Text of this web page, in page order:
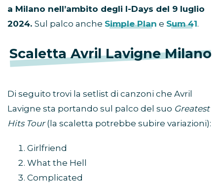
a Milano nell’ambito degli I-Days del 9 luglio
2024. Sul palco anche Simple Plan e Sum 41.
Scaletta Avril Lavigne Milano
Di seguito trovi la setlist di canzoni che Avril
Lavigne sta portando sul palco del suo Greatest
Hits Tour(la scaletta potrebbe subire variazioni):
Girlfriend
What the Hell
Complicated